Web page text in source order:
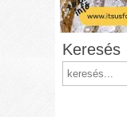
Keresés